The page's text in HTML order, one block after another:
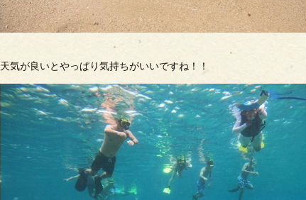
天気が良いとやっぱり気持ちがいいですね！！